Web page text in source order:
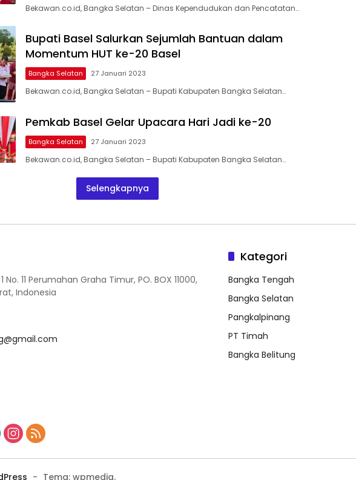
Bekawan.co.id, Bangka Selatan – Dinas Kependudukan dan Pencatatan…
Bupati Basel Salurkan Sejumlah Bantuan dalam
Momentum HUT ke-20 Basel
Bangka Selatan 27 Januari 2023
Bekawan.co.id, Bangka Selatan – Bupati Kabupaten Bangka Selatan…
Pemkab Basel Gelar Upacara Hari Jadi ke-20
Bangka Selatan 27 Januari 2023
Bekawan.co.id, Bangka Selatan – Bupati Kabupaten Bangka Selatan…
Selengkapnya
No. 11 Perumahan Graha Timur, PO. BOX 11000,
Indonesia
Kategori
Bangka Tengah
Bangka Selatan
Pangkalpinang
PT Timah
Bangka Belitung
- Tema: wpmedia.